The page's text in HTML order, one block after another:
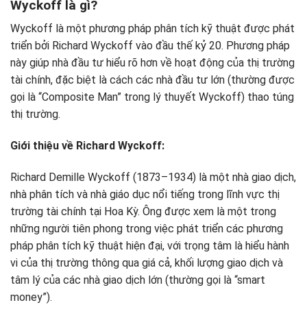
Wyckoff là gì?
Wyckoff là một phương pháp phân tích kỹ thuật được phát
triển bởi Richard Wyckoff vào đầu thế kỷ 20. Phương pháp
này giúp nhà đầu tư hiểu rõ hơn về hoạt động của thị trường
tài chính, đặc biệt là cách các nhà đầu tư lớn (thường được
gọi là “Composite Man” trong lý thuyết Wyckoff) thao túng
thị trường.
Giới thiệu về Richard Wyckoff:
Richard Demille Wyckoff (1873–1934) là một nhà giao dịch,
nhà phân tích và nhà giáo dục nổi tiếng trong lĩnh vực thị
trường tài chính tại Hoa Kỳ. Ông được xem là một trong
những người tiên phong trong việc phát triển các phương
pháp phân tích kỹ thuật hiện đại, với trọng tâm là hiểu hành
vi của thị trường thông qua giá cả, khối lượng giao dịch và
tâm lý của các nhà giao dịch lớn (thường gọi là “smart
money”).